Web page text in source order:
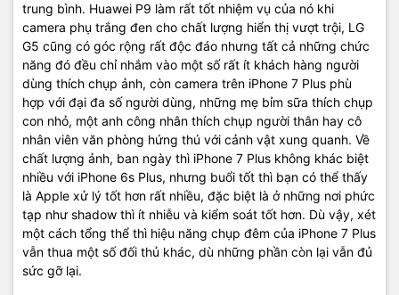
trung bình. Huawei P9 làm rất tốt nhiệm vụ của nó khi
camera phụ trắng đen cho chất lượng hiển thị vượt trội, LG
G5 cũng có góc rộng rất độc đáo nhưng tất cả những chức
năng đó đều chỉ nhắm vào một số rất ít khách hàng người
dùng thích chụp ảnh, còn camera trên iPhone 7 Plus phù
hợp với đại đa số người dùng, những mẹ bỉm sữa thích chụp
con nhỏ, một anh công nhân thích chụp người thân hay cô
nhân viên văn phòng hứng thú với cảnh vật xung quanh. Về
chất lượng ảnh, ban ngày thì iPhone 7 Plus không khác biệt
nhiều với iPhone 6s Plus, nhưng buổi tốt thì bạn có thể thấy
là Apple xử lý tốt hơn rất nhiều, đặc biệt là ở những nơi phức
tạp như shadow thì ít nhiễu và kiểm soát tốt hơn. Dù vậy, xét
một cách tổng thể thì hiệu năng chụp đêm của iPhone 7 Plus
vẫn thua một số đối thủ khác, dù những phần còn lại vẫn đủ
sức gỡ lại.